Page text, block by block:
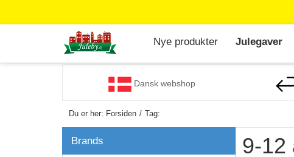
Nye produkter Julegaver
Dansk webshop
Du er her: Forsiden Tag:
Brands 9-12